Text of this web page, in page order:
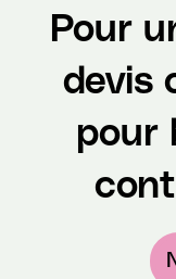
Pour
devis
pour